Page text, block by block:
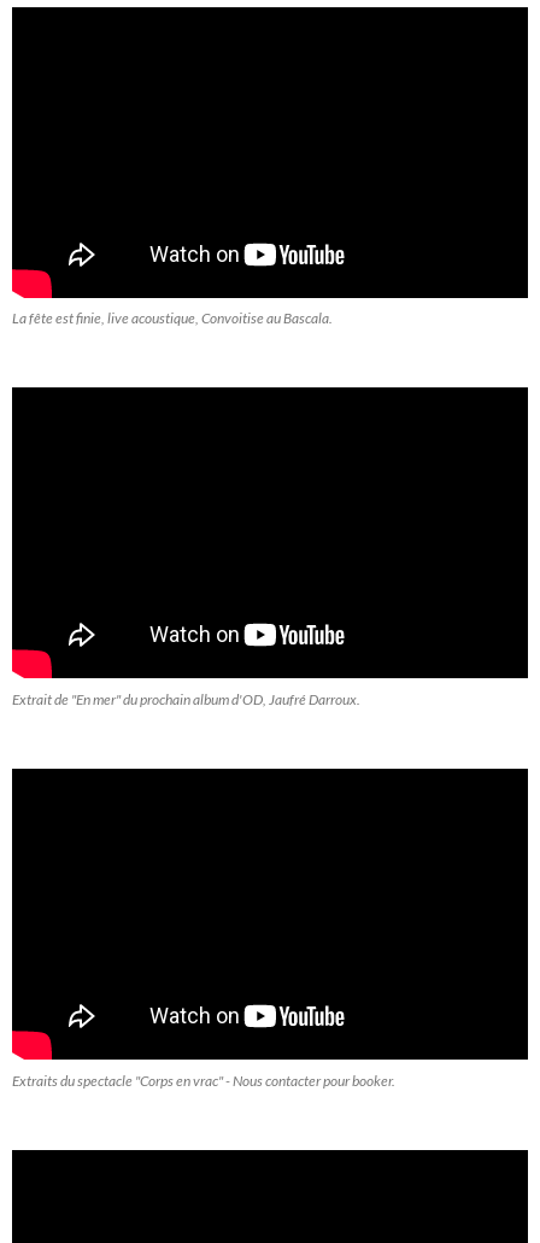
La fête est finie, live acoustique, Convoitise au Bascala.
Extrait de "En mer" du prochain album d'OD, Jaufré Darroux.
Extraits du spectacle "Corps en vrac" - Nous contacter pour booker.